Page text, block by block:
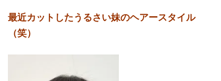
最近カットしたうるさい妹のヘアースタイル
（笑）